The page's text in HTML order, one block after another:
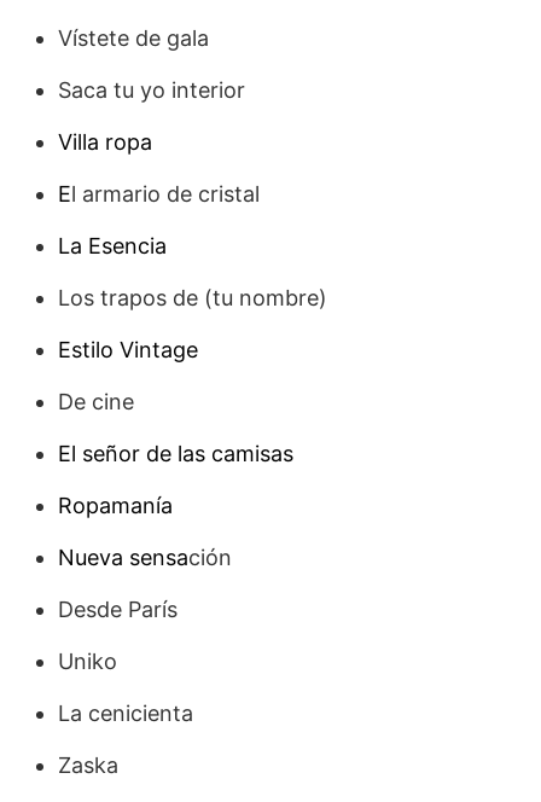
Vístete de gala
Saca tu yo interior
Villa ropa
El armario de cristal
La Esencia
Los trapos de (tu nombre)
Estilo Vintage
De cine
El señor de las camisas
Ropamanía
Nueva sensación
Desde París
Uniko
La cenicienta
Zaska